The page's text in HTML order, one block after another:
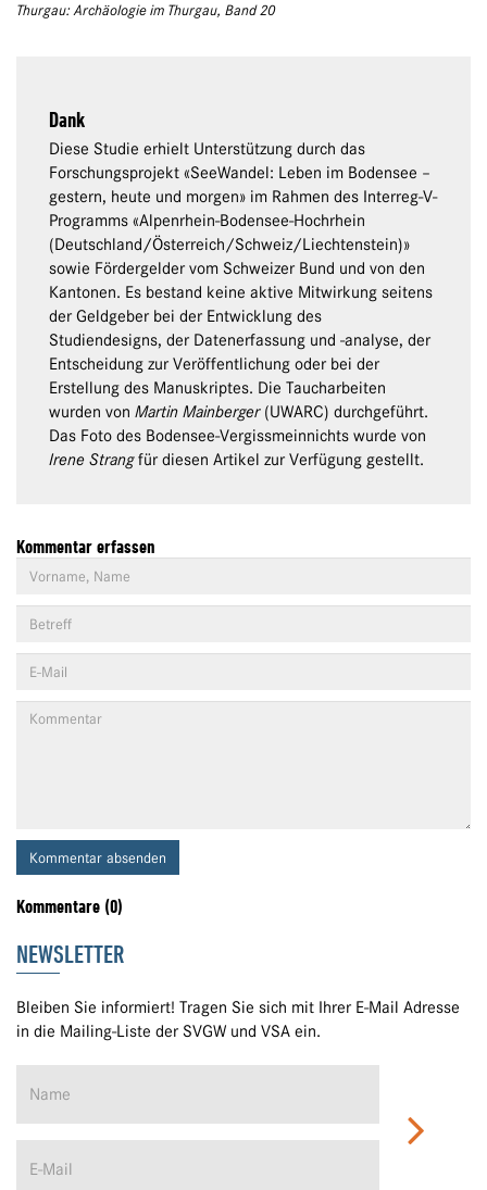
Thurgau: Archäologie im Thurgau, Band 20
Dank
Diese Studie erhielt Unterstützung durch das
Forschungsprojekt «SeeWandel: Leben im Bodensee –
gestern, heute und morgen» im Rahmen des Interreg-V-
Programms «Alpenrhein-Bodensee-Hochrhein
(Deutschland/Österreich/Schweiz/Liechtenstein)»
sowie Fördergelder vom Schweizer Bund und von den
Kantonen. Es bestand keine aktive Mitwirkung seitens
der Geldgeber bei der Entwicklung des
Studiendesigns, der Datenerfassung und -analyse, der
Entscheidung zur Veröffentlichung oder bei der
Erstellung des Manuskriptes. Die Taucharbeiten
wurden von Martin Mainberger(UWARC) durchgeführt.
Das Foto des Bodensee-Vergissmeinnichts wurde von
Irene Strangfür diesen Artikel zur Verfügung gestellt.
Kommentar erfassen
Kommentar absenden
Kommentare (0)
NEWSLETTER
Bleiben Sie informiert! Tragen Sie sich mit Ihrer E-Mail Adresse
in die Mailing-Liste der SVGW und VSA ein.